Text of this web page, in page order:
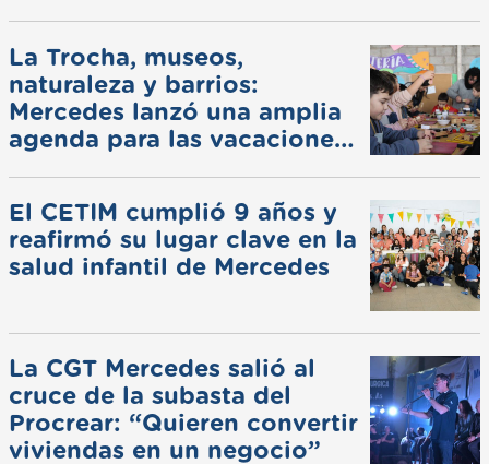
La Trocha, museos,
naturaleza y barrios:
Mercedes lanzó una amplia
agenda para las vacaciones
El CETIM cumplió 9 años y
reafirmó su lugar clave en la
salud infantil de Mercedes
La CGT Mercedes salió al
cruce de la subasta del
Procrear: “Quieren convertir
viviendas en un negocio”